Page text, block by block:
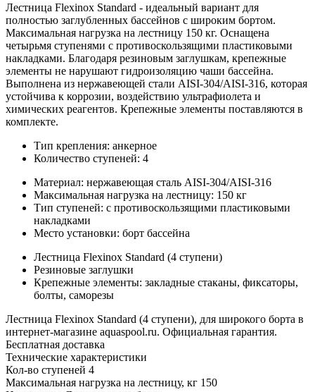
Лестница Flexinox Standard - идеальный вариант для
полностью заглубленных бассейнов c широким бортом.
Максимальная нагрузка на лестницу 150 кг. Оснащена
четырьмя ступенями с противоскользящими пластиковыми
накладками. Благодаря резиновым заглушкам, крепежные
элементы не нарушают гидроизоляцию чаши бассейна.
Выполнена из нержавеющей стали AISI-304/AISI-316, которая
устойчива к коррозии, воздействию ультрафиолета и
химических реагентов. Крепежные элементы поставляются в
комплекте.
Тип крепления: анкерное
Количество ступеней: 4
Материал: нержавеющая сталь AISI-304/AISI-316
Максимальная нагрузка на лестницу: 150 кг
Тип ступеней: с противоскользящими пластиковыми
накладками
Место установки: борт бассейна
Лестница Flexinox Standard (4 ступени)
Резиновые заглушки
Крепежные элементы: закладные стаканы, фиксаторы,
болты, саморезы
Лестница Flexinox Standard (4 ступени), для широкого борта в
интернет-магазине aquaspool.ru. Официальная гарантия.
Бесплатная доставка
Технические характеристики
Кол-во ступеней 4
Максимальная нагрузка на лестницу, кг 150